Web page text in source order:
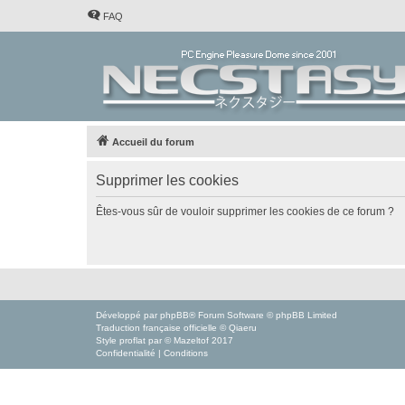
FAQ
Accueil du forum
Supprimer les cookies
Êtes-vous sûr de vouloir supprimer les cookies de ce forum ?
Développé par phpBB® Forum Software © phpBB Limited
Traduction française officielle © Qiaeru
Style proflat par © Mazeltof 2017
Confidentialité | Conditions